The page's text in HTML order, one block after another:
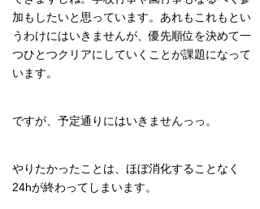
加もしたいと思っています。あれもこれもとい
うわけにはいきませんが、優先順位を決めて一
つひとつクリアにしていくことが課題になって
います。
ですが、予定通りにはいきませんっっ。
やりたかったことは、ほぼ消化することなく
24hが終わってしまいます。